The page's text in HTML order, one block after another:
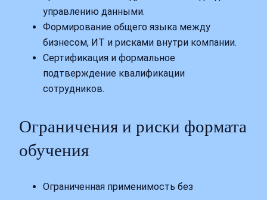
управлению данными.
Формирование общего языка между
бизнесом, ИТ и рисками внутри компании.
Сертификация и формальное
подтверждение квалификации
сотрудников.
Ограничения и риски формата
обучения
Ограниченная применимость без